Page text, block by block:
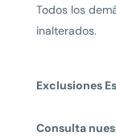
Todos los
inalterados.
Exclusiones
Consulta